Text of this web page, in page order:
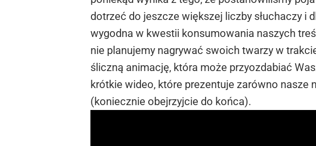
dotrzeć do jeszcze większej liczby słuchaczy i
wygodna w kwestii konsumowania naszych
nie planujemy nagrywać swoich twarzy w
śliczną animację, która może przyozdabiać
krótkie wideo, które prezentuje zarówno
(koniecznie obejrzyjcie do końca).